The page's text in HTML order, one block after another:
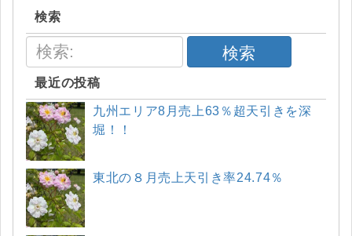
検索
検索
最近の投稿
九州エリア8月売上63％超天引きを深
堀！！
東北の８月売上天引き率24.74％